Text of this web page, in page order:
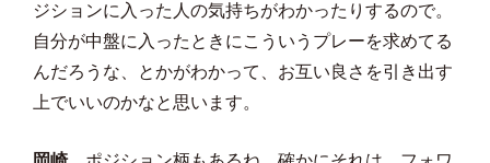
ジションに入った人の気持ちがわかったりするので。
自分が中盤に入ったときにこういうプレーを求めてる
んだろうな、とかがわかって、お互い良さを引き出す
上でいいのかなと思います。